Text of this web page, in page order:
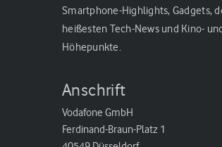
Smartphone-Highlights, Gadgets,
heißesten Tech-News und Kino-
Höhepunkte.
Anschrift
Vodafone GmbH
Ferdinand-Braun-Platz 1